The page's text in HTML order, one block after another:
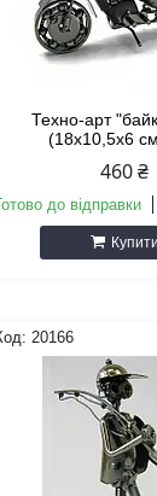
Техно-арт
(18х10,5х6
460 ₴
до відправки
Купити
20166